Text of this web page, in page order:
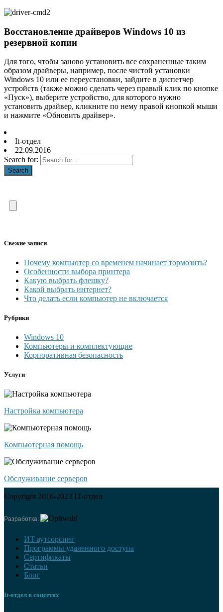
Восстановление драйверов Windows 10 из
резервной копии
Для того, чтобы заново установить все сохраненные таким
образом драйверы, например, после чистой установки
Windows 10 или ее переустановки, зайдите в диспетчер
устройств (также можно сделать через правый клик по кнопке
«Пуск»), выберите устройство, для которого нужно
установить драйвер, кликните по нему правой кнопкой мыши
и нажмите «Обновить драйвер».
It-отдел
22.09.2016
Search for:
Search
Свежие записи
Почему компьютер со временем начинает тормозить?
Особенности выбора принтера
Какую выбрать флешку?
Какой выбрать интернет?
Что делать если компьютер не включается
Рубрики
Windows 10
Компьютеры и комплектующие
Корпоративная безопасность
Услуги
Настройка компьютера
Компьютерная помощь
Обслуживание серверов
Copyright 2016-2023 IT-отдел
Разработка:
ИТ аутсорсинг
Программы удаленного доступа
Сертификаты
Статьи
Блог
It-отдел в соцсетях